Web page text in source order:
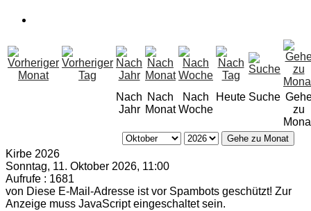
Nach
Jahr
Nach
Monat
Nach
Woche
Heute Suche
zu
Gehe zu Monat
Kirbe 2026
Sonntag, 11. Oktober 2026, 11:00
Aufrufe : 1681
von Diese E-Mail-Adresse ist vor Spambots geschützt! Zur
Anzeige muss JavaScript eingeschaltet sein.